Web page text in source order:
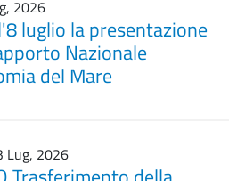
2026
luglio la presentazione
Nazionale
del Mare
Lug, 2026